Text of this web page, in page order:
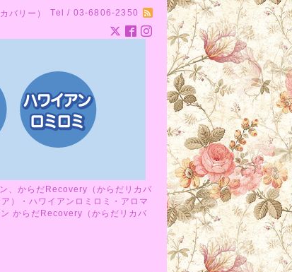
バリー） Tel / 03-6806-2350
、からだRecovery（からだリカバ
）・ハワイアンロミロミ・アロマ
からだRecovery（からだリカバ